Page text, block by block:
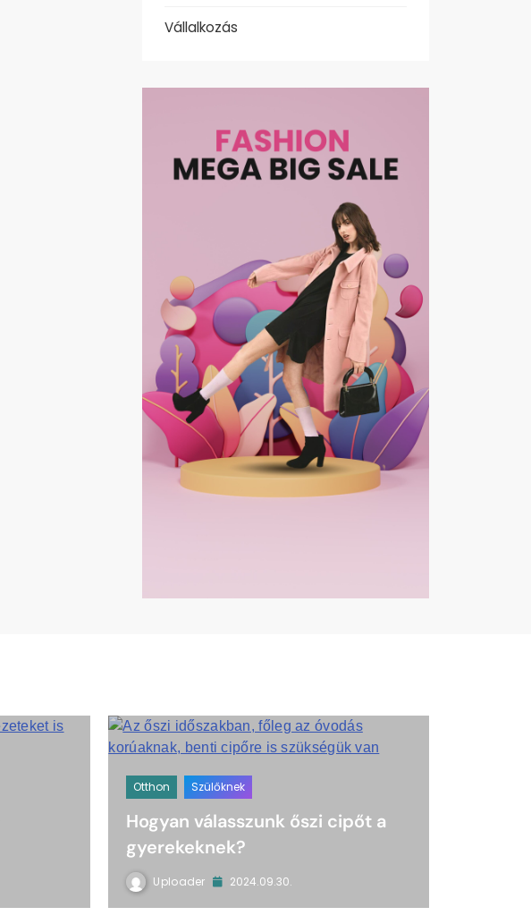
Vállalkozás
Otthon Szülőknek
Hogyan válasszunk őszi cipőt a
gyerekeknek?
Uploader 2024.09.30.